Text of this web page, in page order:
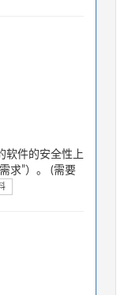
软件的安全性上
求”）。 (需要